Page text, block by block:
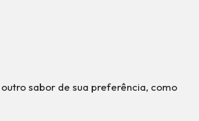
sabor de sua preferência, como